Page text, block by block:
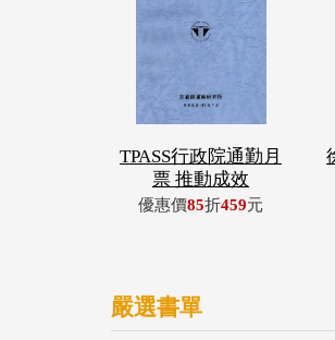
TPASS行政院通勤月
票 推動成效
優惠價85折459元
嚴選書單